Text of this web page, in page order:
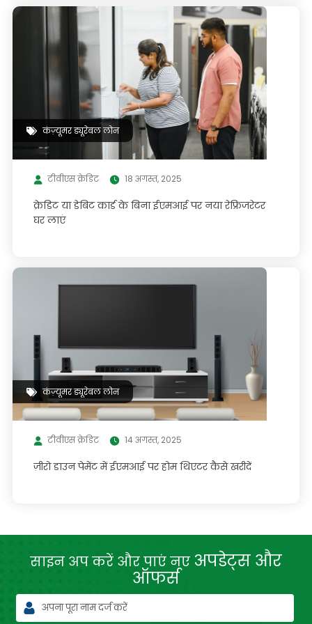
कंज़्यूमर ड्यूरेबल लोन
टीवीएस क्रेडिट 18 अगस्त, 2025
क्रेडिट या डेबिट कार्ड के बिना ईएमआई पर नया रेफ्रिजरेटर
घर लाएं
कंज़्यूमर ड्यूरेबल लोन
टीवीएस क्रेडिट 14 अगस्त, 2025
ज़ीरो डाउन पेमेंट में ईएमआई पर होम थिएटर कैसे खरीदें
साइन अप करें और पाएं नए अपडेट्स और
ऑफर्स